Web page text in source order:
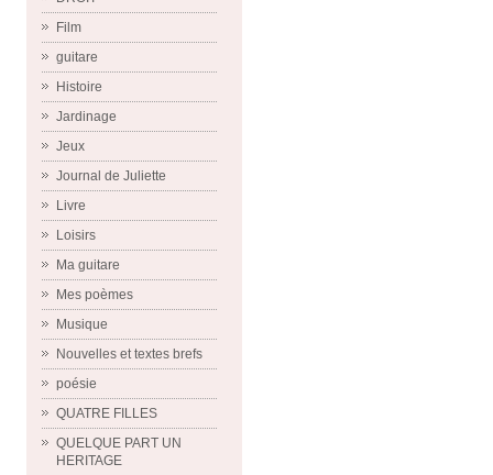
Film
guitare
Histoire
Jardinage
Jeux
Journal de Juliette
Livre
Loisirs
Ma guitare
Mes poèmes
Musique
Nouvelles et textes brefs
poésie
QUATRE FILLES
QUELQUE PART UN
HERITAGE